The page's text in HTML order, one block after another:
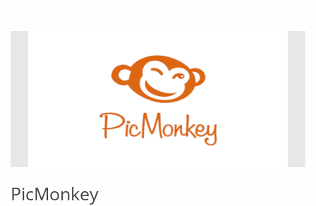
SCHREIBANLASS"
PicMonkey